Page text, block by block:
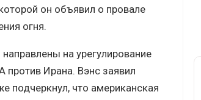
он объявил о провале
огня.
на урегулирование
Ирана. Вэнс заявил
подчеркнул, что американская